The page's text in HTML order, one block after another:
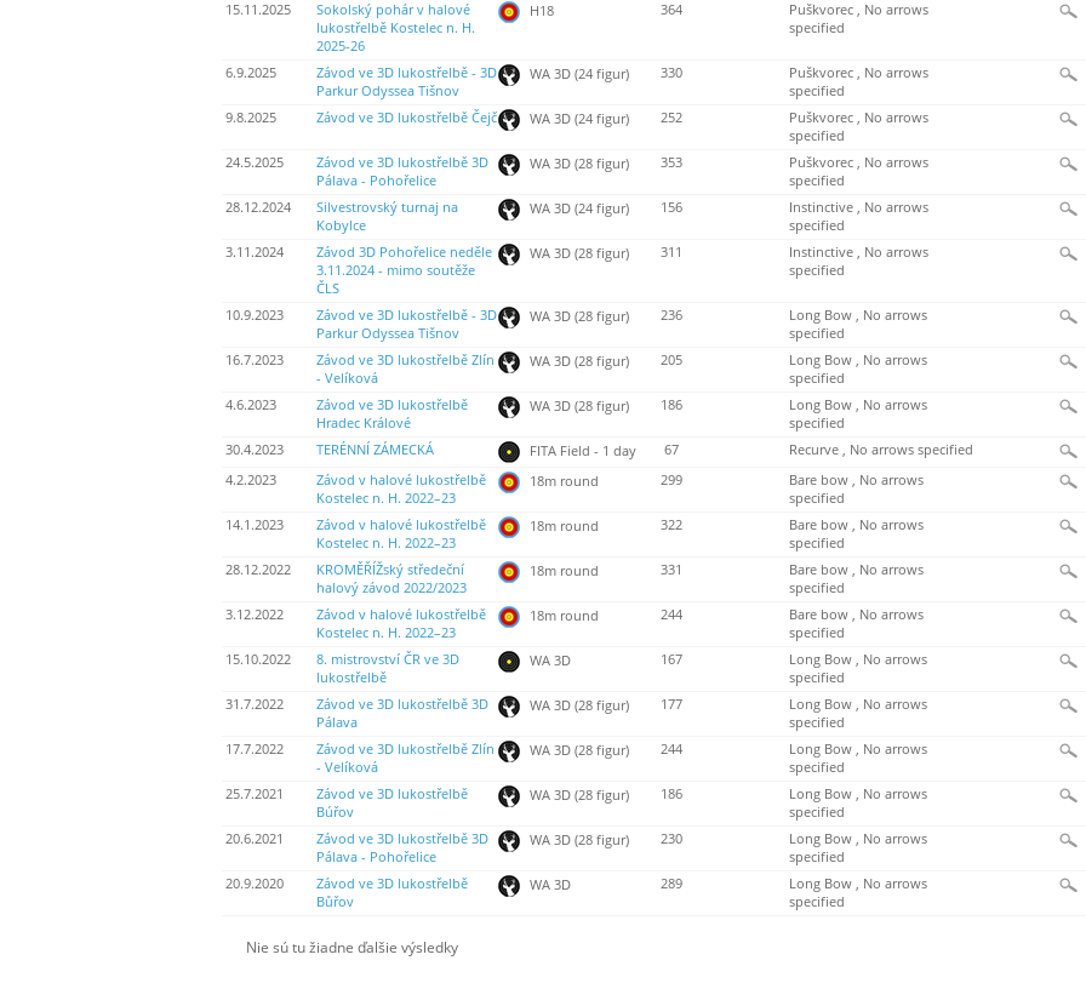
15.11.2025
Sokolský pohár v halové
lukostřelbě Kostelec n. H.
2025-26
H18 364
Puškvorec , No arrows
specified
6.9.2025
Závod ve 3D lukostřelbě - 3D
Parkur Odyssea Tišnov
WA 3D (24 figur) 330
Puškvorec , No arrows
specified
9.8.2025
Závod ve 3D lukostřelbě Čejč WA 3D (24 figur) 252
Puškvorec , No arrows
specified
24.5.2025
Závod ve 3D lukostřelbě 3D
Pálava - Pohořelice
WA 3D (28 figur) 353
Puškvorec , No arrows
specified
28.12.2024
Silvestrovský turnaj na
Kobylce
WA 3D (24 figur) 156
Instinctive , No arrows
specified
3.11.2024
Závod 3D Pohořelice neděle
3.11.2024 - mimo soutěže
ČLS
WA 3D (28 figur) 311
Instinctive , No arrows
specified
10.9.2023
Závod ve 3D lukostřelbě - 3D
Parkur Odyssea Tišnov
WA 3D (28 figur) 236
Long Bow , No arrows
specified
16.7.2023
Závod ve 3D lukostřelbě Zlín
- Velíková
WA 3D (28 figur) 205
Long Bow , No arrows
specified
4.6.2023
Závod ve 3D lukostřelbě
Hradec Králové
WA 3D (28 figur) 186
Long Bow , No arrows
specified
30.4.2023
TERÉNNÍ ZÁMECKÁ FITA Field - 1 day 67
Recurve , No arrows specified
4.2.2023
Závod v halové lukostřelbě
Kostelec n. H. 2022–23
18m round 299
Bare bow , No arrows
specified
14.1.2023
Závod v halové lukostřelbě
Kostelec n. H. 2022–23
18m round 322
Bare bow , No arrows
specified
28.12.2022
KROMĚŘÍŽský středeční
halový závod 2022/2023
18m round 331
Bare bow , No arrows
specified
3.12.2022
Závod v halové lukostřelbě
Kostelec n. H. 2022–23
18m round 244
Bare bow , No arrows
specified
15.10.2022
8. mistrovství ČR ve 3D
lukostřelbě
WA 3D 167
Long Bow , No arrows
specified
31.7.2022
Závod ve 3D lukostřelbě 3D
Pálava
WA 3D (28 figur) 177
Long Bow , No arrows
specified
17.7.2022
Závod ve 3D lukostřelbě Zlín
- Velíková
WA 3D (28 figur) 244
Long Bow , No arrows
specified
25.7.2021
Závod ve 3D lukostřelbě
Búřov
WA 3D (28 figur) 186
Long Bow , No arrows
specified
20.6.2021
Závod ve 3D lukostřelbě 3D
Pálava - Pohořelice
WA 3D (28 figur) 230
Long Bow , No arrows
specified
20.9.2020
Závod ve 3D lukostřelbě
Bůřov
WA 3D 289
Long Bow , No arrows
specified
Nie sú tu žiadne ďalšie výsledky